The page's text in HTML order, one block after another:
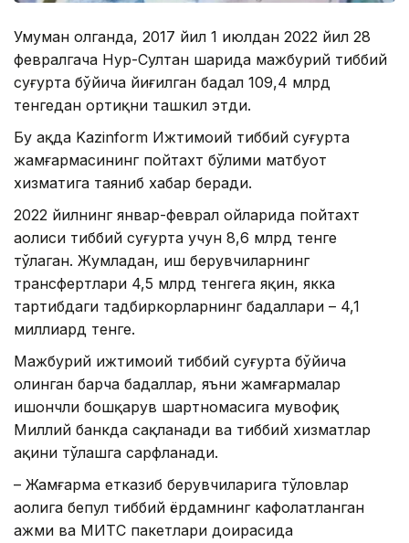
Умуман олганда, 2017 йил 1 июлдан 2022 йил 28
февралгача Нур-Султан шаҳрида мажбурий тиббий
суғурта бўйича йиғилган бадал 109,4 млрд
тенгедан ортиқни ташкил этди.
Бу ҳақда Kazinform Ижтимоий тиббий суғурта
жамғармасининг пойтахт бўлими матбуот
хизматига таяниб хабар беради.
2022 йилнинг январ-феврал ойларида пойтахт
аҳолиси тиббий суғурта учун 8,6 млрд тенге
тўлаган. Жумладан, иш берувчиларнинг
трансфертлари 4,5 млрд тенгега яқин, якка
тартибдаги тадбиркорларнинг бадаллари – 4,1
миллиард тенге.
Мажбурий ижтимоий тиббий суғурта бўйича
олинган барча бадаллар, яъни жамғармалар
ишончли бошқарув шартномасига мувофиқ
Миллий банкда сақланади ва тиббий хизматлар
ҳақини тўлашга сарфланади.
– Жамғарма етказиб берувчиларига тўловлар
аҳолига бепул тиббий ёрдамнинг кафолатланган
ҳажми ва МИТС пакетлари доирасида